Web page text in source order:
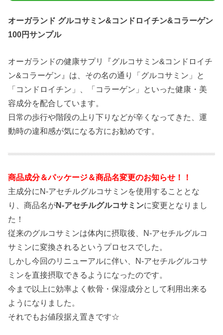
オーガランド グルコサミン&コンドロイチン&コラーゲン
100円サンプル
オーガランドの健康サプリ『グルコサミン&コンドロイチ
ン&コラーゲン』は、その名の通り「グルコサミン」と
「コンドロイチン」、「コラーゲン」といった健康・美
容成分を配合しています。
日常の歩行や階段の上り下りなどが辛くなってきた、運
動時の違和感が気になる方にお勧めです。
商品成分＆パッケージ＆商品名変更のお知らせ！！
主成分にN-アセチルグルコサミンを使用することとな
り、商品名がN-アセチルグルコサミンに変更となりまし
た！
従来のグルコサミンは体内に摂取後、N-アセチルグルコ
サミンに変換されるというプロセスでした。
しかし今回のリニューアルに伴い、N-アセチルグルコサ
ミンを直接摂取できるようになったのです。
今まで以上に効率よく軟骨・保湿成分として利用出来る
ようになりました。
それでもお値段据え置きです☆